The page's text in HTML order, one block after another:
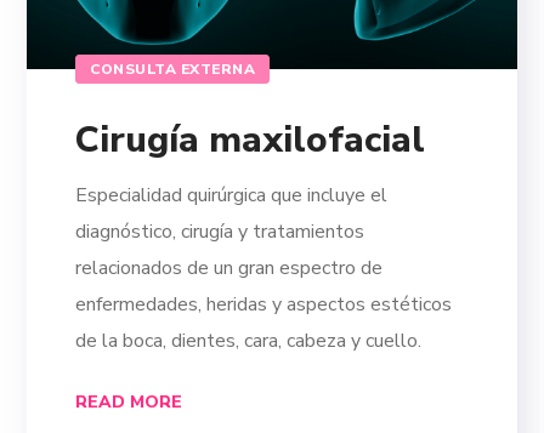
CONSULTA EXTERNA
Cirugía maxilofacial
Especialidad quirúrgica que incluye el
diagnóstico, cirugía y tratamientos
relacionados de un gran espectro de
enfermedades, heridas y aspectos estéticos
de la boca, dientes, cara, cabeza y cuello.
READ MORE